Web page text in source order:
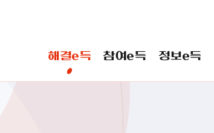
해결e득 참여e득 정보e득